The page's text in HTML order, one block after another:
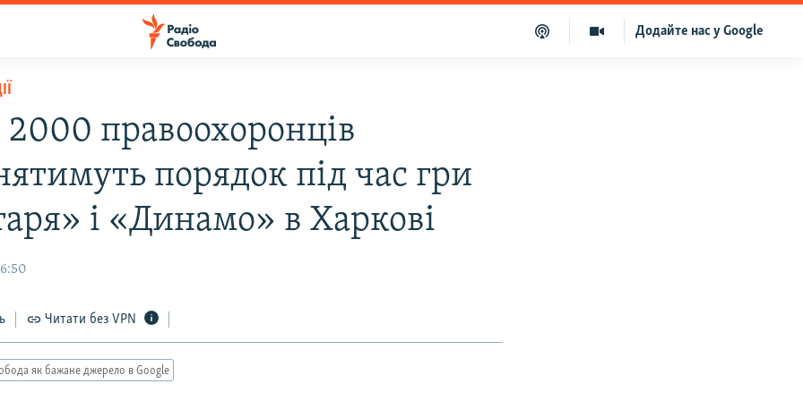
Додайте нас у Google
правоохоронців
порядок під час гри
і «Динамо» в Харкові
Читати без VPN
як бажане джерело в Google